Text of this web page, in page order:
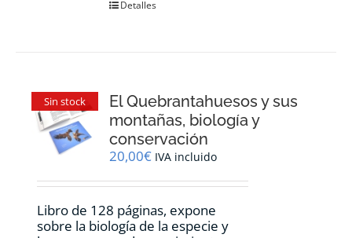
Detalles
Sin stock
El Quebrantahuesos y sus
montañas, biología y
conservación
20,00€ IVA incluido
Libro de 128 páginas, expone
sobre la biología de la especie y